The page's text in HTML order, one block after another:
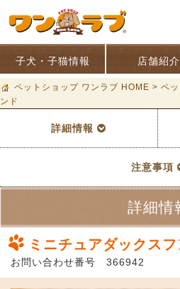
子犬・子猫情報 店舗紹介
ペットショップ ワンラブ HOME > ペ
ンド
詳細情報
注意事項
詳細情
ミニチュアダックスフ
お問い合わせ番号 366942